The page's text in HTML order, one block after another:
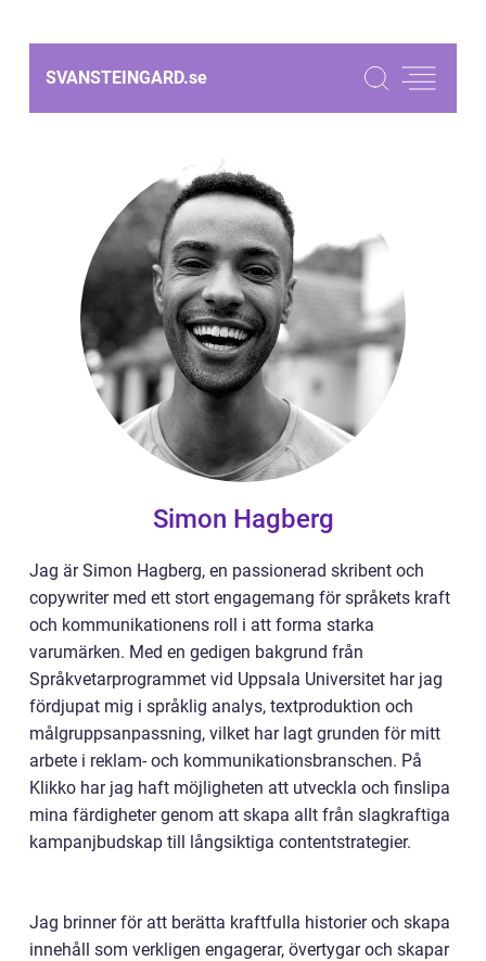
SVANSTEINGARD.se
Simon Hagberg
Jag är Simon Hagberg, en passionerad skribent och
copywriter med ett stort engagemang för språkets kraft
och kommunikationens roll i att forma starka
varumärken. Med en gedigen bakgrund från
Språkvetarprogrammet vid Uppsala Universitet har jag
fördjupat mig i språklig analys, textproduktion och
målgruppsanpassning, vilket har lagt grunden för mitt
arbete i reklam- och kommunikationsbranschen. På
Klikko har jag haft möjligheten att utveckla och finslipa
mina färdigheter genom att skapa allt från slagkraftiga
kampanjbudskap till långsiktiga contentstrategier.
Jag brinner för att berätta kraftfulla historier och skapa
innehåll som verkligen engagerar, övertygar och skapar